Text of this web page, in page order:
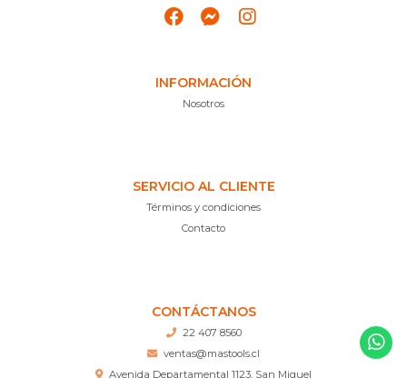
INFORMACIÓN
Nosotros
SERVICIO AL CLIENTE
Términos y condiciones
Contacto
CONTÁCTANOS
22 407 8560
ventas@mastools.cl
Avenida Departamental 1123, San Miguel